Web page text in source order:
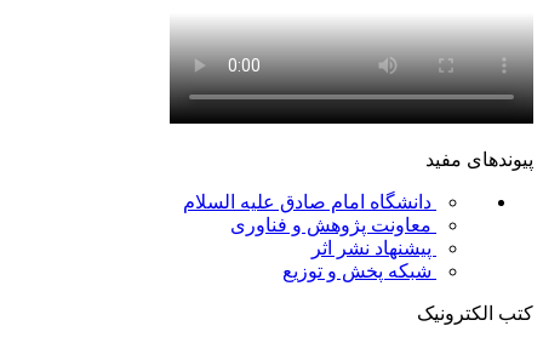
پیوندهای مفید
دانشگاه امام صادق علیه السلام
معاونت پژوهش و فناوری
پیشنهاد نشر اثر
شبکه پخش و توزیع
کتب الکترونیک